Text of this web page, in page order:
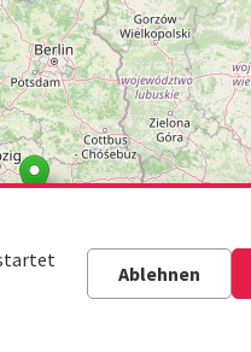
Ablehnen